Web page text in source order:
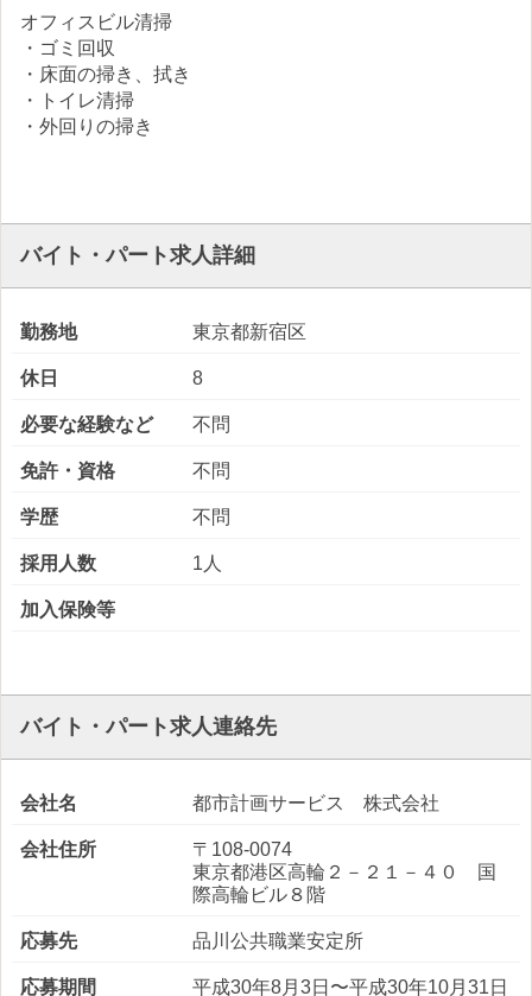
オフィスビル清掃
・ゴミ回収
・床面の掃き、拭き
・トイレ清掃
・外回りの掃き
バイト・パート求人詳細
勤務地 東京都新宿区
休日 8
必要な経験など 不問
免許・資格 不問
学歴 不問
採用人数 1人
加入保険等
バイト・パート求人連絡先
会社名 都市計画サービス 株式会社
会社住所
〒108-0074
東京都港区高輪２－２１－４０ 国
際高輪ビル８階
応募先 品川公共職業安定所
応募期間 平成30年8月3日〜平成30年10月31日